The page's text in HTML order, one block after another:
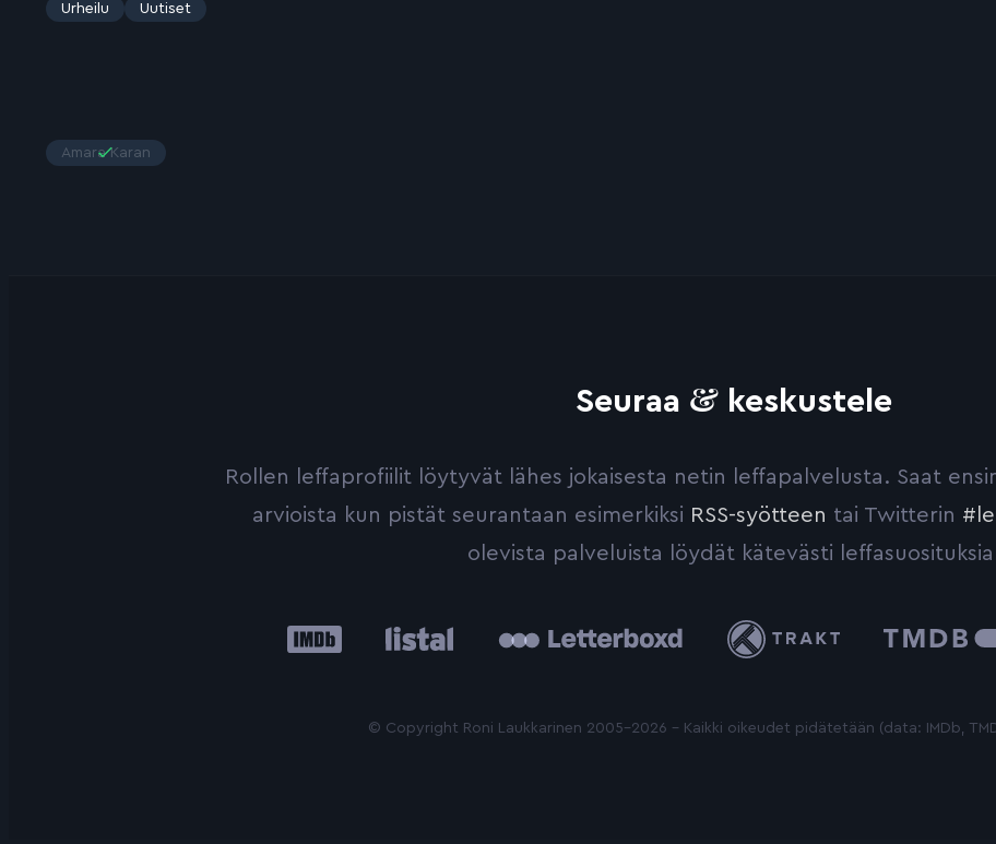
Urheilu
Uutiset
Amara Karan
Seuraa & keskustele
Rollen leffaprofiilit löytyvät lähes jokaisesta netin leffapalvelusta. Saat
arvioista kun pistät seurantaan esimerkiksi RSS-syötteen tai Twitterin
olevista palveluista löydät kätevästi
IMDb Trakt
Database
© Copyright Roni Laukkarinen 2005-2026 - Kaikki oikeudet pidätetään (data: IMDb,